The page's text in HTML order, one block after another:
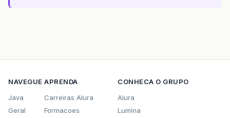
NAVEGUE
Java
Geral
APRENDA
Carreiras Alura
Formacoes
CONHECA O GRUPO
Alura
Lumina